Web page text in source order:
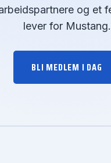
og et
lever for Mustang.
BLI MEDLEM I DAG